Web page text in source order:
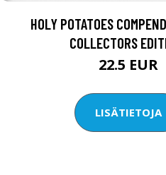
HOLY POTATOES
COLLECTORS
22.5 EUR
LISÄTIETOJA